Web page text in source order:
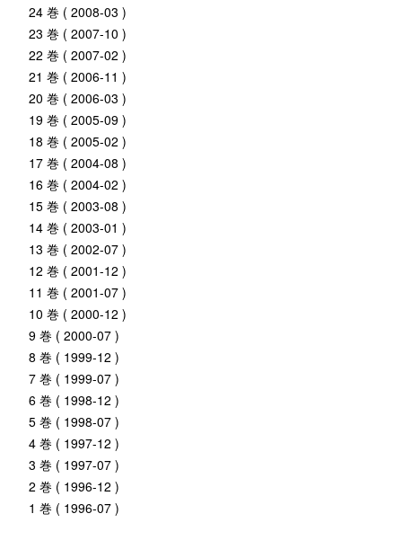
24 巻 ( 2008-03 )
23 巻 ( 2007-10 )
22 巻 ( 2007-02 )
21 巻 ( 2006-11 )
20 巻 ( 2006-03 )
19 巻 ( 2005-09 )
18 巻 ( 2005-02 )
17 巻 ( 2004-08 )
16 巻 ( 2004-02 )
15 巻 ( 2003-08 )
14 巻 ( 2003-01 )
13 巻 ( 2002-07 )
12 巻 ( 2001-12 )
11 巻 ( 2001-07 )
10 巻 ( 2000-12 )
9 巻 ( 2000-07 )
8 巻 ( 1999-12 )
7 巻 ( 1999-07 )
6 巻 ( 1998-12 )
5 巻 ( 1998-07 )
4 巻 ( 1997-12 )
3 巻 ( 1997-07 )
2 巻 ( 1996-12 )
1 巻 ( 1996-07 )